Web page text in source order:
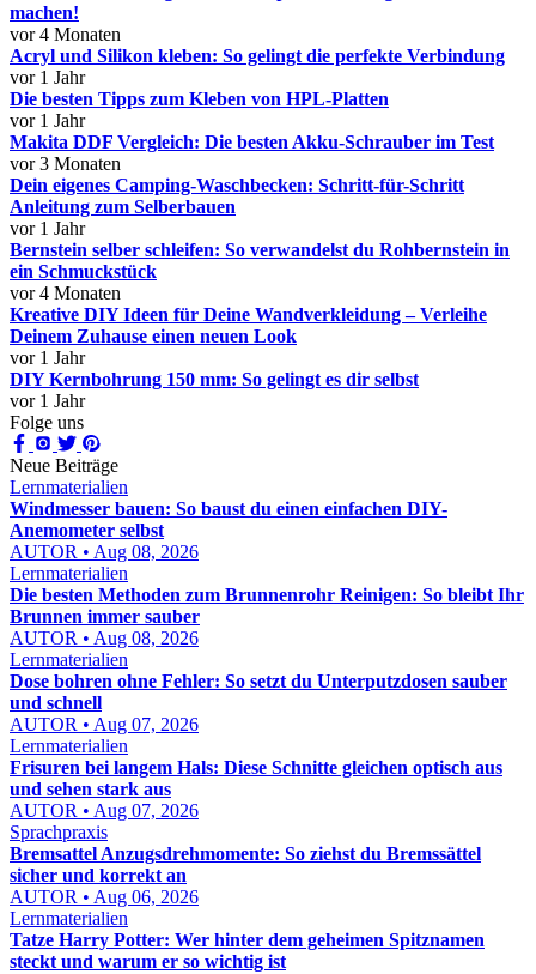
machen!
vor 4 Monaten
Acryl und Silikon kleben: So gelingt die perfekte Verbindung
vor 1 Jahr
Die besten Tipps zum Kleben von HPL-Platten
vor 1 Jahr
Makita DDF Vergleich: Die besten Akku-Schrauber im Test
vor 3 Monaten
Dein eigenes Camping-Waschbecken: Schritt-für-Schritt
Anleitung zum Selberbauen
vor 1 Jahr
Bernstein selber schleifen: So verwandelst du Rohbernstein in
ein Schmuckstück
vor 4 Monaten
Kreative DIY Ideen für Deine Wandverkleidung – Verleihe
Deinem Zuhause einen neuen Look
vor 1 Jahr
DIY Kernbohrung 150 mm: So gelingt es dir selbst
vor 1 Jahr
Folge uns
Neue Beiträge
Lernmaterialien
Windmesser bauen: So baust du einen einfachen DIY-
Anemometer selbst
AUTOR • Aug 08, 2026
Lernmaterialien
Die besten Methoden zum Brunnenrohr Reinigen: So bleibt Ihr
Brunnen immer sauber
AUTOR • Aug 08, 2026
Lernmaterialien
Dose bohren ohne Fehler: So setzt du Unterputzdosen sauber
und schnell
AUTOR • Aug 07, 2026
Lernmaterialien
Frisuren bei langem Hals: Diese Schnitte gleichen optisch aus
und sehen stark aus
AUTOR • Aug 07, 2026
Sprachpraxis
Bremsattel Anzugsdrehmomente: So ziehst du Bremssättel
sicher und korrekt an
AUTOR • Aug 06, 2026
Lernmaterialien
Tatze Harry Potter: Wer hinter dem geheimen Spitznamen
steckt und warum er so wichtig ist